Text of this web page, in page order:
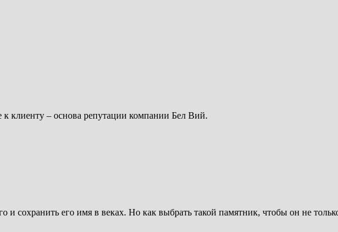
клиенту – основа репутации компании Бел Вий.
и сохранить его имя в веках. Но как выбрать такой памятник, чтобы он не